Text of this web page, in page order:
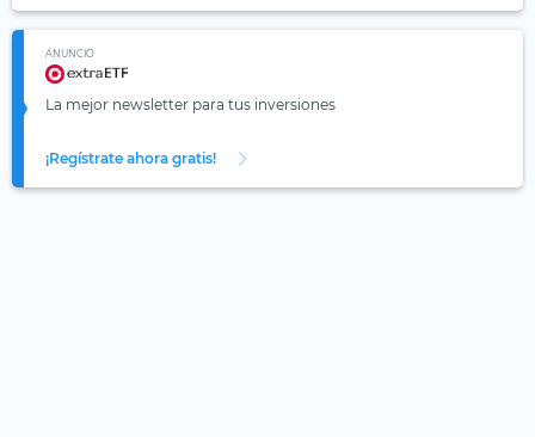
ANUNCIO
La mejor newsletter para tus inversiones
¡Regístrate ahora gratis!